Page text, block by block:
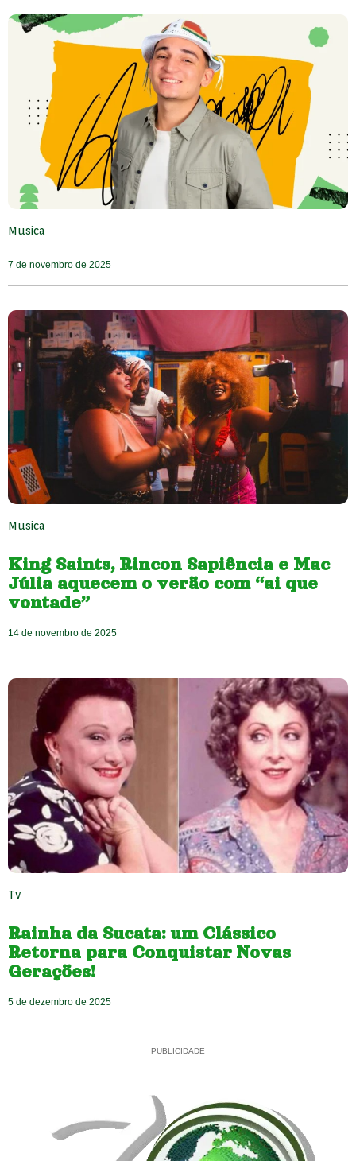
Musica
7 de novembro de 2025
Musica
King Saints, Rincon Sapiência e Mac
Júlia aquecem o verão com “ai que
vontade”
14 de novembro de 2025
Tv
Rainha da Sucata: um Clássico
Retorna para Conquistar Novas
Gerações!
5 de dezembro de 2025
PUBLICIDADE